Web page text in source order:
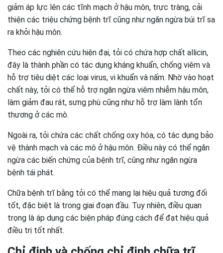
giảm áp lực lên các tĩnh mạch ở hậu môn, trực tràng, cải
thiện các triệu chứng bệnh trĩ cũng như ngăn ngừa búi trĩ sa
ra khỏi hậu môn.
Theo các nghiên cứu hiện đại, tỏi có chứa hợp chất allicin,
đây là thành phần có tác dụng kháng khuẩn, chống viêm và
hỗ trợ tiêu diệt các loại virus, vi khuẩn và nấm. Nhờ vào hoạt
chất này, tỏi có thể hỗ trợ ngăn ngừa viêm nhiễm hậu môn,
làm giảm đau rát, sưng phù cũng như hỗ trợ làm lành tổn
thương ở các mô.
Ngoài ra, tỏi chứa các chất chống oxy hóa, có tác dụng bảo
vệ thành mạch và các mô ở hậu môn. Điều này có thể ngăn
ngừa các biến chứng của bệnh trĩ, cũng như ngăn ngừa
bệnh tái phát.
Chữa bệnh trĩ bằng tỏi có thể mang lại hiệu quả tương đối
tốt, đặc biệt là trong giai đoạn đầu. Tuy nhiên, điều quan
trọng là áp dụng các biện pháp đúng cách để đạt hiệu quả
điều trị tốt nhất.